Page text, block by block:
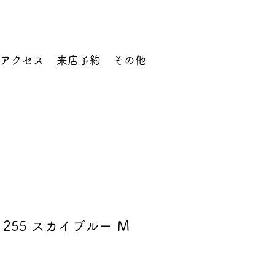
アクセス 来店予約 その他
255 スカイブルー Ｍ